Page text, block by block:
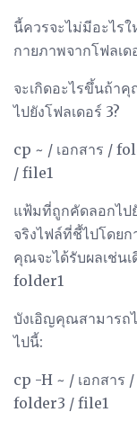
นี้ควรจะไม่มีอะไร
กายภาพจากโฟลเด
จะเกิดอะไรขึ้นถ้า
ไปยังโฟลเดอร์ 3?
cp ~ / เอกสาร /
/ file1
แฟ้มที่ถูกคัดลอกไป
จริงไฟล์ที่ชี้ไปโดย
คุณจะได้รับผลเช่น
folder1
บังเอิญคุณสามารถ
ไปนี้:
cp -H ~ / เอกสาร
folder3 / file1